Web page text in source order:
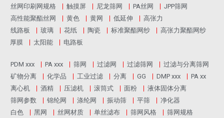
JPP筛网
PA丝网
尼龙筛网
触摸屏
丝网印刷网规格
高张力
低延伸
黄网
黄色
高性能聚酯丝网
高张力聚酯网纱
标准聚酯网纱
陶瓷
花纸
玻璃
线路板
电路板
太阳能
厚膜
过滤与分离筛网
过滤筛网
过滤网
筛网
PA xxx
PDM xxx
PA xx
DMP xxx
GG
分离
工业过滤
化学品
矿物分离
液体固体分离
面粉
滚筒式
压滤机
酒精
离心机
净化器
平筛
振动筛
涤纶网
锦纶网
筛网参数
筛网规格
筛网风格
单丝滤布
丝网材质
黑网
白色